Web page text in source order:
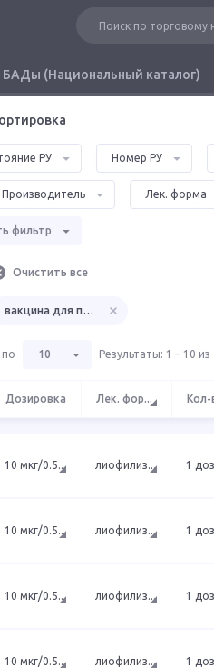
БАДы (Национальный каталог)
РУ Номер РУ
Производитель Лек. форма
фильтр
Очистить все
вакцина для профилактики
по 10 Результаты: 1 – 10 из
Дозировка Лек. фор... Кол-
10 мкг/0.5... лиофилиз... 1
10 мкг/0.5... лиофилиз... 1
10 мкг/0.5... лиофилиз... 1
10 мкг/0.5... лиофилиз... 1